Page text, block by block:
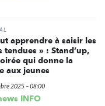
apprendre à saisir les
tendues » : Stand’up,
qui donne la
aux jeunes
2025 - 08:00
INFO